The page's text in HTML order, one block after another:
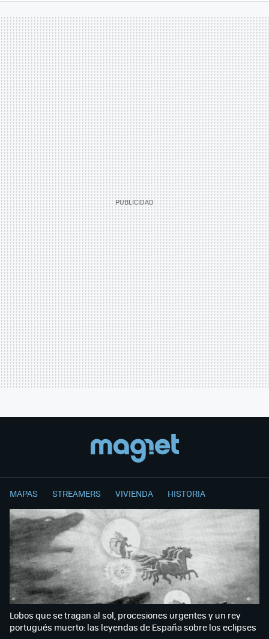
MAPAS STREAMERS VIVIENDA HISTORIA
Lobos que se tragan al sol, procesiones urgentes y un rey
portugués muerto: las leyendas de España sobre los eclipses